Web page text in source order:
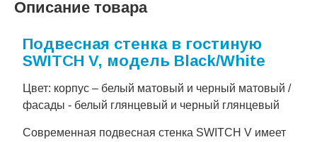
Описание товара
Подвесная стенка в гостиную
SWITCH V, модель Black/White
Цвет: корпус – белый матовый и черный матовый /
фасады - белый глянцевый и черный глянцевый
Современная подвесная стенка SWITCH V имеет